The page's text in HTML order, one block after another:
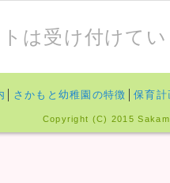
は受け付けて
さかもと幼稚園の特徴 保育計
Copyright (C) 2015